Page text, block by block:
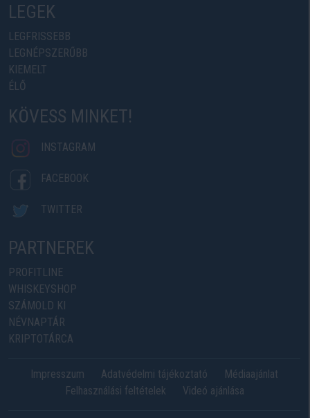
LEGEK
LEGFRISSEBB
LEGNÉPSZERŰBB
KIEMELT
ÉLŐ
KÖVESS MINKET!
INSTAGRAM
FACEBOOK
TWITTER
PARTNEREK
PROFITLINE
WHISKEYSHOP
SZÁMOLD KI
NÉVNAPTÁR
KRIPTOTÁRCA
Impresszum Adatvédelmi tájékoztató
Médiaajánlat
Felhasználási feltételek
Videó ajánlása